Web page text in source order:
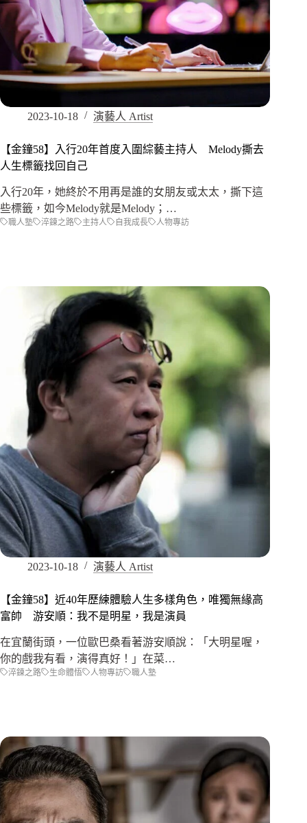
2023-10-18 演藝人 Artist
【金鐘58】入行20年首度入圍綜藝主持人 Melody撕去
人生標籤找回自己
入行20年，她終於不用再是誰的女朋友或太太，撕下這
些標籤，如今Melody就是Melody；…
職人塾 淬鍊之路 主持人 自我成長 人物專訪
2023-10-18 演藝人 Artist
【金鐘58】近40年歷練體驗人生多樣角色，唯獨無緣高
富帥 游安順：我不是明星，我是演員
在宜蘭街頭，一位歐巴桑看著游安順說：「大明星喔，
你的戲我有看，演得真好！」在菜…
淬鍊之路 生命體悟 人物專訪 職人塾